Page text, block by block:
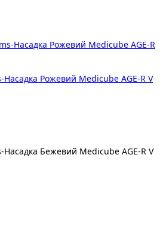
Рожевий Medicube AGE-R V
Бежевий Medicube AGE-R V